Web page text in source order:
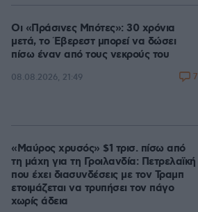
Οι «Πράσινες Μπότες»: 30 χρόνια
μετά, το Έβερεστ μπορεί να δώσει
πίσω έναν από τους νεκρούς του
08.08.2026, 21:49 7
«Μαύρος χρυσός» $1 τρισ. πίσω από
τη μάχη για τη Γροιλανδία: Πετρελαϊκή
που έχει διασυνδέσεις με τον Τραμπ
ετοιμάζεται να τρυπήσει τον πάγο
χωρίς άδεια